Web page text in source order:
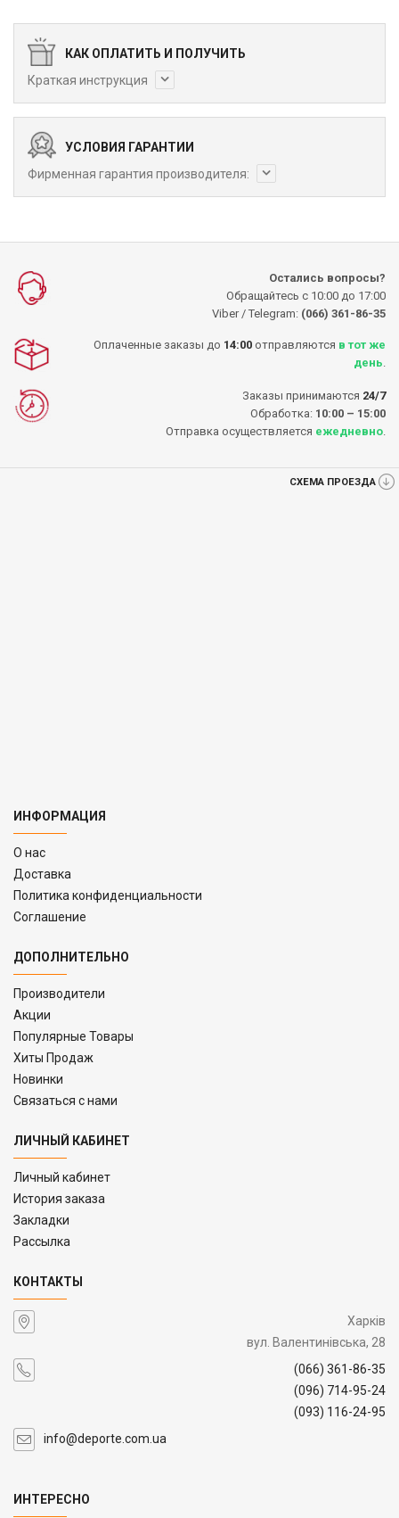
КАК ОПЛАТИТЬ И ПОЛУЧИТЬ
Краткая инструкция
УСЛОВИЯ ГАРАНТИИ
Фирменная гарантия производителя:
Остались вопросы?
Обращайтесь с 10:00 до 17:00
Viber / Telegram: (066) 361-86-35
Оплаченные заказы до 14:00 отправляются в тот же
день
Заказы принимаются 24/7
Обработка: 10:00 – 15:00
Отправка осуществляется ежедневно
СХЕМА ПРОЕЗДА
ИНФОРМАЦИЯ
O нас
Доставка
Политика конфиденциальности
Соглашение
ДОПОЛНИТЕЛЬНО
Производители
Акции
Популярные Товары
Хиты Продаж
Новинки
Связаться с нами
ЛИЧНЫЙ КАБИНЕТ
Личный кабинет
История заказа
Закладки
Рассылка
КОНТАКТЫ
Харків
вул. Валентинівська, 28
(066) 361-86-35
(096) 714-95-24
(093) 116-24-95
info@deporte.com.ua
ИНТЕРЕСНО